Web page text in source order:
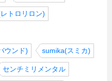
トロリロン)
ウンド) sumika(スミカ)
センチミリメンタル